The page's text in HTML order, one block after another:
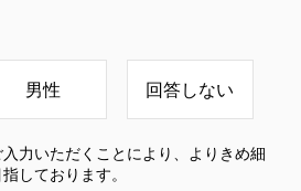
男性 回答しない
力いただくことにより、よりきめ細
しております。